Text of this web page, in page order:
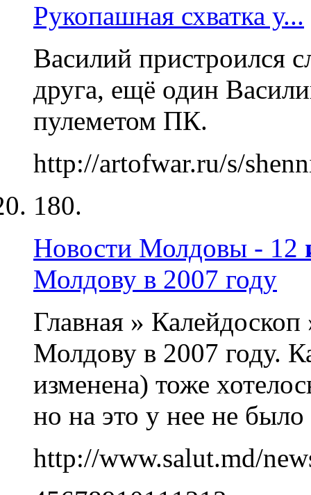
Рукопашная схватка у...
Василий пристроился
друга, ещё один
пулеметом ПК.
http://artofwar.ru/s/
180.
Новости Молдовы - 12
Молдову в 2007 году
Главная »
Молдову в 2007 году.
изменена) тоже
но на это у нее не было
http://www.salut.md/